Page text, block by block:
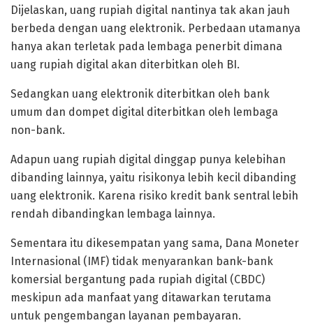
Dijelaskan, uang rupiah digital nantinya tak akan jauh
berbeda dengan uang elektronik. Perbedaan utamanya
hanya akan terletak pada lembaga penerbit dimana
uang rupiah digital akan diterbitkan oleh BI.
Sedangkan uang elektronik diterbitkan oleh bank
umum dan dompet digital diterbitkan oleh lembaga
non-bank.
Adapun uang rupiah digital dinggap punya kelebihan
dibanding lainnya, yaitu risikonya lebih kecil dibanding
uang elektronik. Karena risiko kredit bank sentral lebih
rendah dibandingkan lembaga lainnya.
Sementara itu dikesempatan yang sama, Dana Moneter
Internasional (IMF) tidak menyarankan bank-bank
komersial bergantung pada rupiah digital (CBDC)
meskipun ada manfaat yang ditawarkan terutama
untuk pengembangan layanan pembayaran.